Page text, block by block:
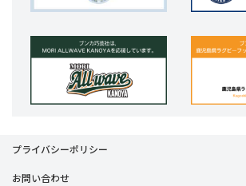
プライバシーポリシー
お問い合わせ